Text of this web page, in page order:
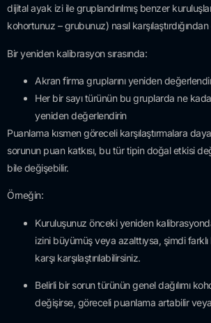
dijital ayak izi ile gruplandırılmış benzer
kohortunuz – grubunuz) nasıl
Bir yeniden kalibrasyon sırasında:
Akran firma gruplarını yeniden
Her bir sayı türünün bu gruplarda ne
yeniden değerlendirin
Puanlama kısmen göreceli karşılaştırmalara
sorunun puan katkısı, bu tür tipin doğal etkisi
bile değişebilir.
Örneğin:
Kuruluşunuz önceki yeniden
izini büyümüş veya azalttıysa, şimdi
karşı karşılaştırılabilirsiniz.
Belirli bir sorun türünün genel dağılımı
değişirse, göreceli puanlama artabilir